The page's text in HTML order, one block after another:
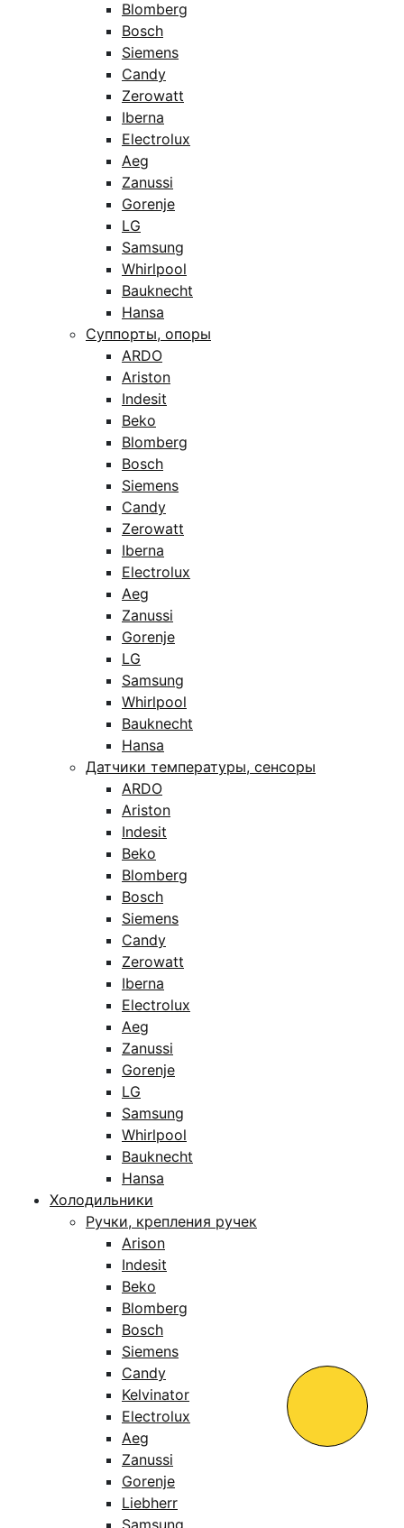
Blomberg
Bosch
Siemens
Candy
Zerowatt
Iberna
Electrolux
Aeg
Zanussi
Gorenje
LG
Samsung
Whirlpool
Bauknecht
Hansa
Суппорты, опоры
ARDO
Ariston
Indesit
Beko
Blomberg
Bosch
Siemens
Candy
Zerowatt
Iberna
Electrolux
Aeg
Zanussi
Gorenje
LG
Samsung
Whirlpool
Bauknecht
Hansa
Датчики температуры, сенсоры
ARDO
Ariston
Indesit
Beko
Blomberg
Bosch
Siemens
Candy
Zerowatt
Iberna
Electrolux
Aeg
Zanussi
Gorenje
LG
Samsung
Whirlpool
Bauknecht
Hansa
Холодильники
Ручки, крепления ручек
Arison
Indesit
Beko
Blomberg
Bosch
Siemens
Candy
Kelvinator
Electrolux
Aeg
Zanussi
Gorenje
Liebherr
Samsung